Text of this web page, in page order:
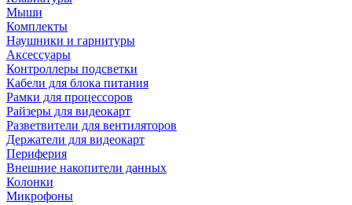
Мыши
Комплекты
Наушники и гарнитуры
Аксессуары
Контроллеры подсветки
Кабели для блока питания
Рамки для процессоров
Райзеры для видеокарт
Разветвители для вентиляторов
Держатели для видеокарт
Периферия
Внешние накопители данных
Колонки
Микрофоны